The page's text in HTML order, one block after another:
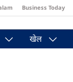
Business Today
खेल